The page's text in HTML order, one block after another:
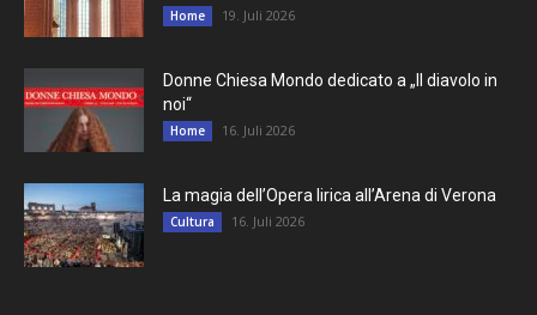
Home 19. Juli 2026
Donne Chiesa Mondo dedicato a „Il diavolo in
noi“
Home 16. Juli 2026
La magia dell’Opera lirica all’Arena di Verona
Cultura 16. Juli 2026